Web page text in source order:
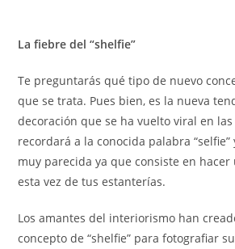
La fiebre del “shelfie”
Te preguntarás qué tipo de nuevo
que se trata. Pues bien, es la nueva
decoración que se ha vuelto viral en las
recordará a la conocida palabra
muy parecida ya que consiste en
esta vez de tus estanterías.
Los amantes del interiorismo han
concepto de “shelfie” para fotografiar